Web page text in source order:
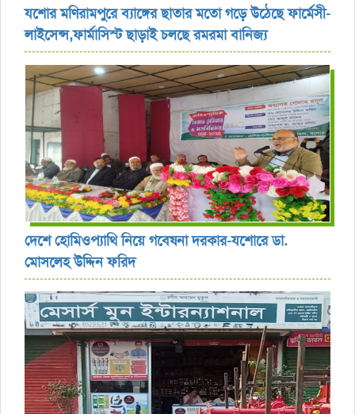
যশোর ‎মণিরামপুরে ব্যাঙ্গের ছাতার মতো গড়ে উঠেছে ফার্মেসী-
লাইসেন্স,ফার্মাসিস্ট ছাড়াই চলছে রমরমা বানিজ্য ‎
দেশে হোমিওপ্যাথি নিয়ে গবেষনা দরকার-যশোরে ডা.
মোসলেহ উদ্দিন ফরিদ